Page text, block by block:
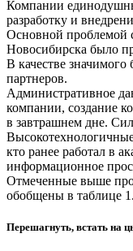
Компании единодушны
разработку и
Основной проблемой
Новосибирска было
В качестве
партнеров.
Административное
компании, создание
в завтрашнем дне.
кто ранее работал в
информационное
Отмеченные выше
обобщены в таблице 1.
Перешагнуть, встать на